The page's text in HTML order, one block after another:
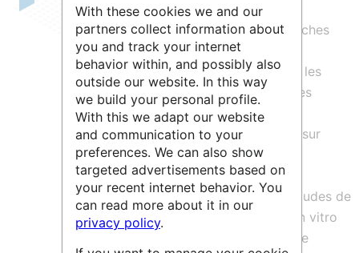
L’UnitéDynamique Musculaire et
Métabolisme, DMEM, mène des recherches
sur la physiologie et le maintien de la
fonctionnalité du tissu musculaire chez les
mammifères. L’objectif est d’identifier les
mécanismes d’adaptation du muscle à
l’environnement et leurs conséquences sur
l’organisme entier. L’approche est
essentiellement menée sur les espèces
modèles souris et rats, conjugue des études de
physiologie in vivo, et des approches in vitro
de biologie cellulaires, moléculaire et de
With these cookies we and our
partners collect information about
you and track your internet
behavior within, and possibly also
outside our website. In this way
we build your personal profile.
With this we adapt our website
and communication to your
preferences. We can also show
targeted advertisements based on
your recent internet behavior. You
can read more about it in our
privacy policy.